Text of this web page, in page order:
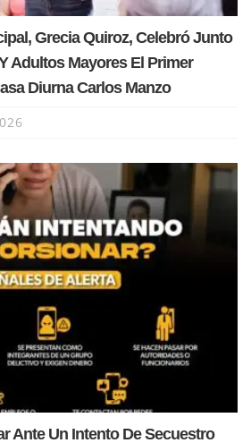
Grecia Quiroz, Celebró Junto
Adultos Mayores El Primer
Diurna Carlos Manzo
Ante Un Intento De Secuestro